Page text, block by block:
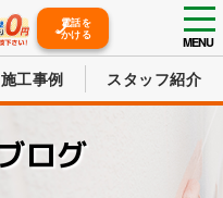
MENU
電話を
かける
施工事例 スタッフ紹介
ログ